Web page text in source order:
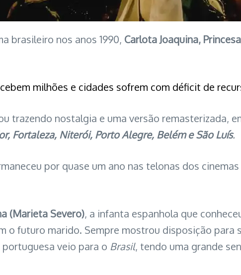
brasileiro nos anos 1990, Carlota Joaquina,
milhões e cidades sofrem com déficit de
trazendo nostalgia e uma versão remasterizada,
Fortaleza, Niterói, Porto Alegre, Belém e São Luís.
por quase um ano nas telonas dos
(Marieta Severo), a infanta espanhola que
o futuro marido. Sempre mostrou disposição para
veio para o Brasil, tendo uma grande